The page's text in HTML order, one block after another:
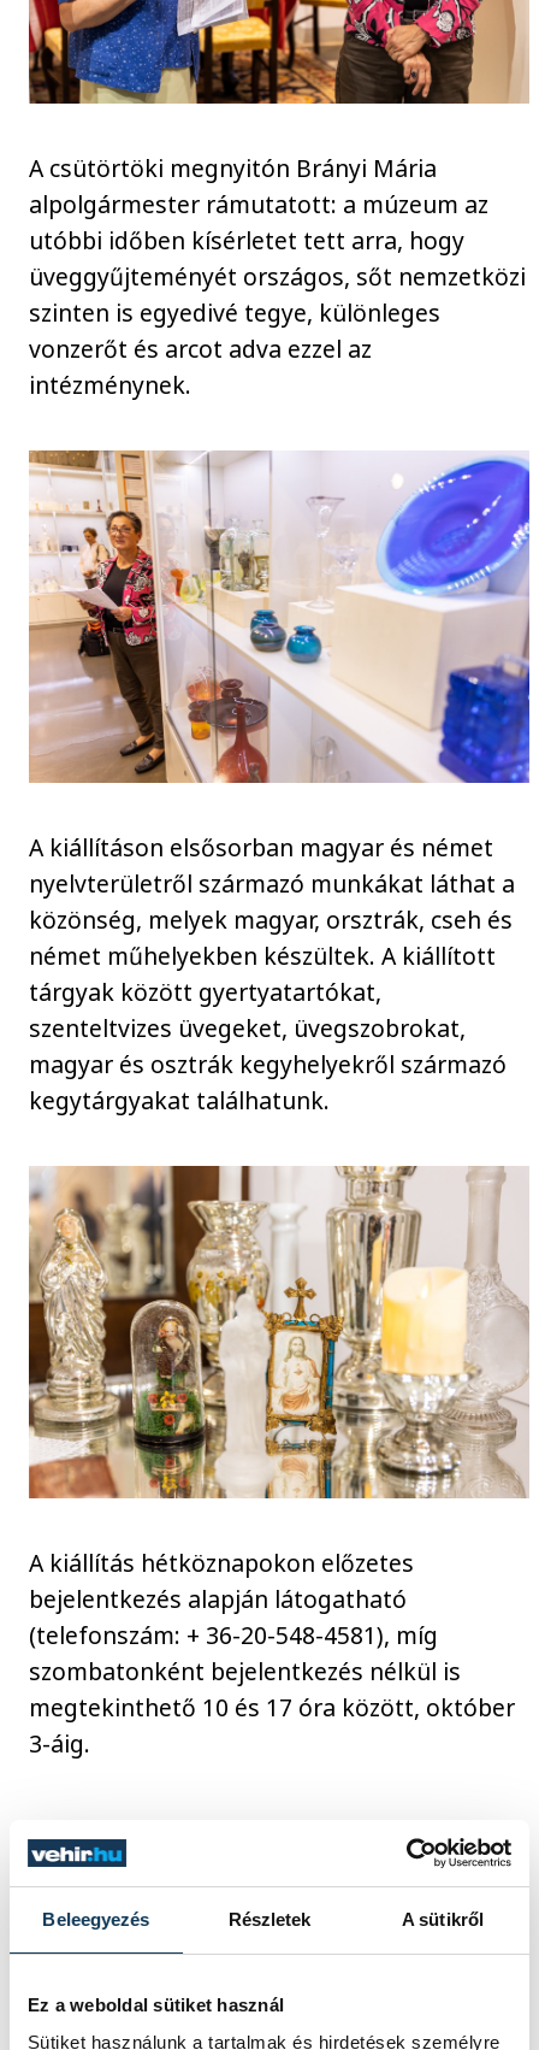
Beleegyezés Részletek A sütikről
Ez a weboldal sütiket használ
Sütiket használunk a tartalmak és hirdetések személyre
A csütörtöki megnyitón Brányi Mária
alpolgármester rámutatott: a múzeum az
utóbbi időben kísérletet tett arra, hogy
üveggyűjteményét országos, sőt nemzetközi
szinten is egyedivé tegye, különleges
vonzerőt és arcot adva ezzel az
intézménynek.
A kiállításon elsősorban magyar és német
nyelvterületről származó munkákat láthat a
közönség, melyek magyar, orsztrák, cseh és
német műhelyekben készültek. A kiállított
tárgyak között gyertyatartókat,
szenteltvizes üvegeket, üvegszobrokat,
magyar és osztrák kegyhelyekről származó
kegytárgyakat találhatunk.
A kiállítás hétköznapokon előzetes
bejelentkezés alapján látogatható
(telefonszám: + 36-20-548-4581), míg
szombatonként bejelentkezés nélkül is
megtekinthető 10 és 17 óra között, október
3-áig.
kultúra
Brányi Mária
Laczkó Dezső Múzeum
Sági Magdolna
Lackovits Emőke